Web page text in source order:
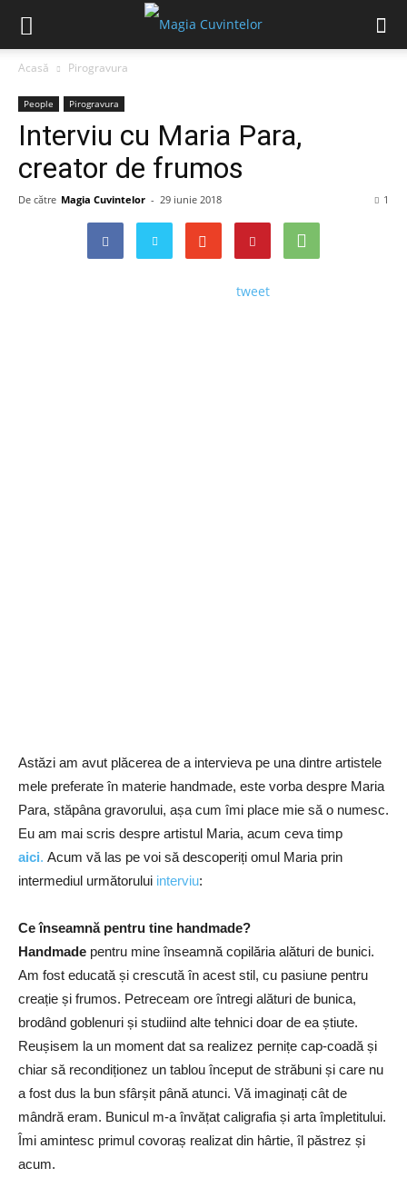
Acasă Pirogravura
People Pirogravura
Interviu cu Maria Para,
creator de frumos
De către Magia Cuvintelor - 29 iunie 2018 1
tweet
Astăzi am avut plăcerea de a intervieva pe una dintre artistele
mele preferate în materie handmade, este vorba despre Maria
Para, stăpâna gravorului, așa cum îmi place mie să o numesc.
Eu am mai scris despre artistul Maria, acum ceva timp
aici. Acum vă las pe voi să descoperiți omul Maria prin
intermediul următorului interviu:
Ce înseamnă pentru tine handmade?
Handmade pentru mine înseamnă copilăria alături de bunici.
Am fost educată și crescută în acest stil, cu pasiune pentru
creație și frumos. Petreceam ore întregi alături de bunica,
brodând goblenuri și studiind alte tehnici doar de ea știute.
Reușisem la un moment dat sa realizez pernițe cap-coadă și
chiar să recondiționez un tablou început de străbuni și care nu
a fost dus la bun sfârșit până atunci. Vă imaginați cât de
mândră eram. Bunicul m-a învățat caligrafia și arta împletitului.
Îmi amintesc primul covoraș realizat din hârtie, îl păstrez și
acum.